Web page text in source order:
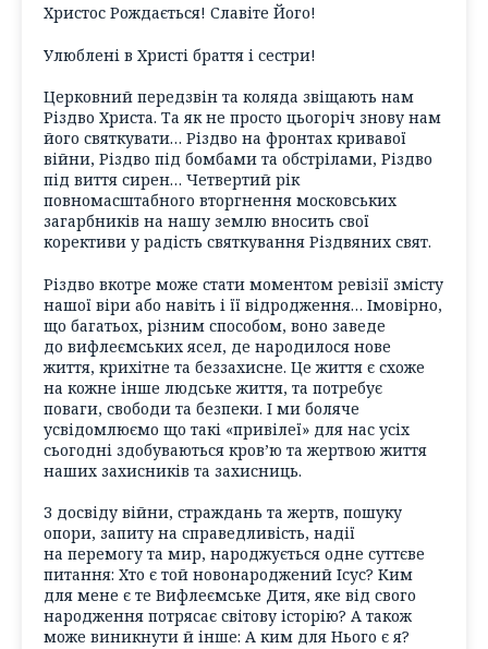
Христос Рождається! Славіте Його!
Улюблені в Христі браття і сестри!
Церковний передзвін та коляда звіщають нам
Різдво Христа. Та як не просто цьогоріч знову нам
його святкувати… Різдво на фронтах кривавої
війни, Різдво під бомбами та обстрілами, Різдво
під виття сирен… Четвертий рік
повномасштабного вторгнення московських
загарбників на нашу землю вносить свої
корективи у радість святкування Різдвяних свят.
Різдво вкотре може стати моментом ревізії змісту
нашої віри або навіть і її відродження… Імовірно,
що багатьох, різним способом, воно заведе
до вифлеємських ясел, де народилося нове
життя, крихітне та беззахисне. Це життя є схоже
на кожне інше людське життя, та потребує
поваги, свободи та безпеки. І ми боляче
усвідомлюємо що такі «привілеї» для нас усіх
сьогодні здобуваються кров’ю та жертвою життя
наших захисників та захисниць.
З досвіду війни, страждань та жертв, пошуку
опори, запиту на справедливість, надії
на перемогу та мир, народжується одне суттєве
питання: Хто є той новонароджений Ісус? Ким
для мене є те Вифлеємське Дитя, яке від свого
народження потрясає світову історію? А також
може виникнути й інше: А ким для Нього є я?